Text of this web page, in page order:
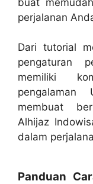
perjalanan
Dari tutorial
pengaturan
memiliki
membuat
Alhijaz
dalam
Panduan